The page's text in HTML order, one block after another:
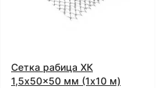
Сетка рабица ХК
1,5x50x50 мм (1x10 м)